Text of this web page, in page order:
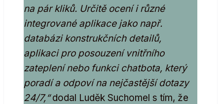
na pár kliků. Určitě ocení i různé
integrované aplikace jako např.
databázi konstrukčních detailů,
aplikaci pro posouzení vnitřního
zateplení nebo funkci chatbota, který
poradí a odpoví na nejčastější dotazy
24/7,“dodal Luděk Suchomel s tím, že